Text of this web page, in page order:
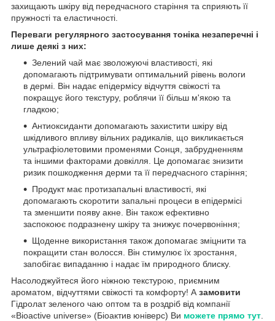
захищають шкіру від передчасного старіння та сприяють її
пружності та еластичності.
Переваги регулярного застосування тоніка незаперечні і
лише деякі з них:
Зелений чай має зволожуючі властивості, які
допомагають підтримувати оптимальний рівень вологи
в дермі. Він надає епідермісу відчуття свіжості та
покращує його текстуру, роблячи її більш м'якою та
гладкою;
Антиоксиданти допомагають захистити шкіру від
шкідливого впливу вільних радикалів, що викликається
ультрафіолетовими променями Сонця, забрудненням
та іншими факторами довкілля. Це допомагає знизити
ризик пошкодження дерми та її передчасного старіння;
Продукт має протизапальні властивості, які
допомагають скоротити запальні процеси в епідермісі
та зменшити появу акне. Він також ефективно
заспокоює подразнену шкіру та знижує почервоніння;
Щоденне використання також допомагає зміцнити та
покращити стан волосся. Він стимулює їх зростання,
запобігає випаданню і надає їм природного блиску.
Насолоджуйтеся його ніжною текстурою, приємним
ароматом, відчуттями свіжості та комфорту! А замовити
Гідролат зеленого чаю оптом та в роздріб від компанії
«Bioactive universe» (Біоактив юніверс) Ви можете прямо тут